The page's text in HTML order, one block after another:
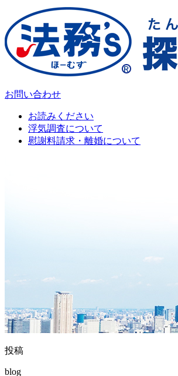
お問い合わせ
お読みください
浮気調査について
慰謝料請求・離婚について
投稿
blog